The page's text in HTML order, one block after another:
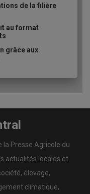
de la filière
au format
grâce aux
Presse Agricole du
actualités locales et
élevage,
climatique,